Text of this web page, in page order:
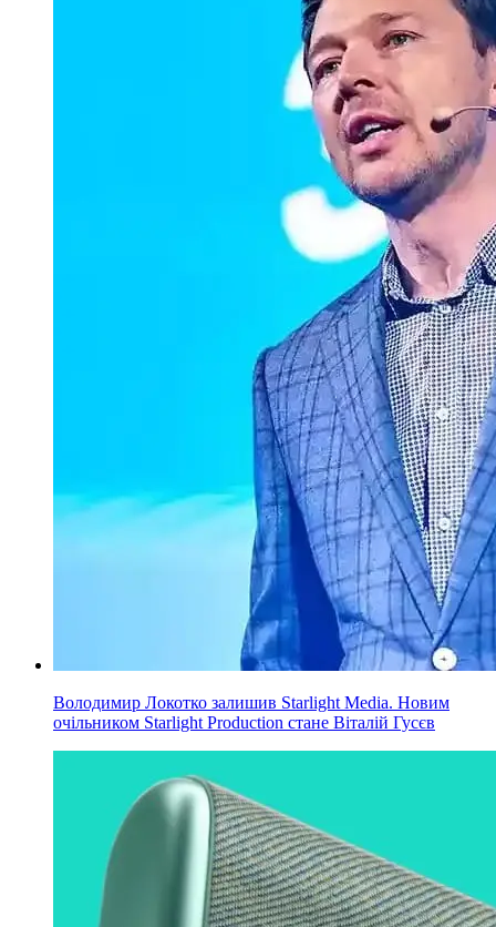
Володимир Локотко залишив Starlight Media. Новим
очільником Starlight Production стане Віталій Гусєв